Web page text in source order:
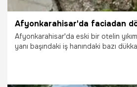
Afyonkarahisar'da eski bir otelin
yanı başındaki iş hanındaki bazı